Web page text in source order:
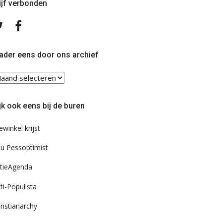
verbonden
Volg
TwitterFacebook
eens door ons archief
ook eens bij de buren
krijst
Pessoptimist
Populista